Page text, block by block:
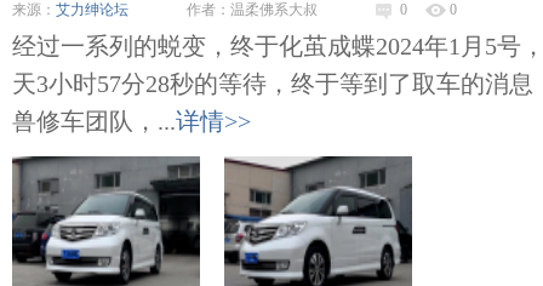
来源： 艾力绅论坛 作者：温柔佛系大叔 0 0
经过一系列的蜕变，终于化茧成蝶2024年1月5号
天3小时57分28秒的等待，终于等到了取车的消
兽修车团队，...详情>>